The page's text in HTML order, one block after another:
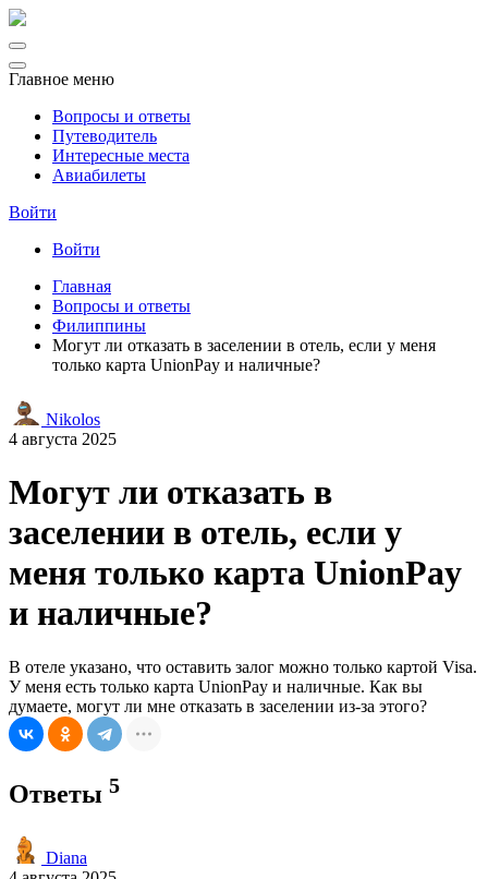
Главное меню
Вопросы и ответы
Путеводитель
Интересные места
Авиабилеты
Войти
Войти
Главная
Вопросы и ответы
Филиппины
Могут ли отказать в заселении в отель, если у меня
только карта UnionPay и наличные?
Nikolos
4 августа 2025
Могут ли отказать в
заселении в отель, если у
меня только карта UnionPay
и наличные?
В отеле указано, что оставить залог можно только картой Visa.
У меня есть только карта UnionPay и наличные. Как вы
думаете, могут ли мне отказать в заселении из-за этого?
Ответы 5
Diana